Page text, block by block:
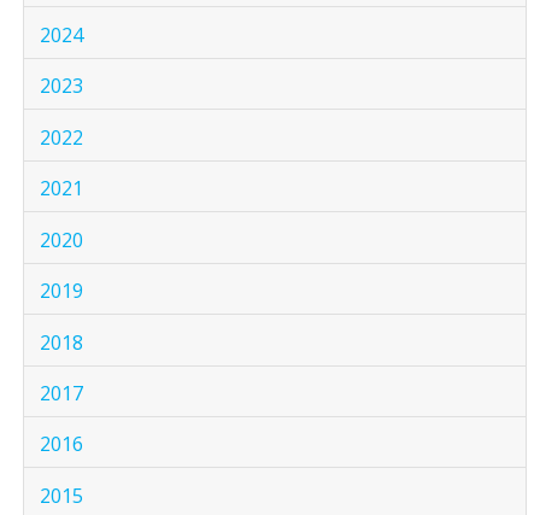
2024
2023
2022
2021
2020
2019
2018
2017
2016
2015